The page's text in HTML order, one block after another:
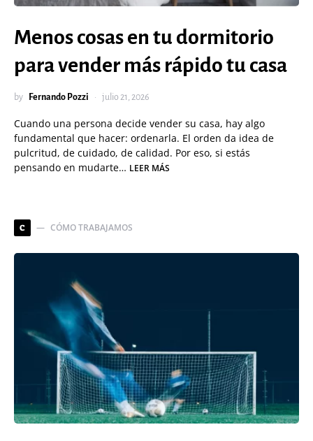
Menos cosas en tu dormitorio
para vender más rápido tu casa
by Fernando Pozzi julio 21, 2026
Cuando una persona decide vender su casa, hay algo
fundamental que hacer: ordenarla. El orden da idea de
pulcritud, de cuidado, de calidad. Por eso, si estás
pensando en mudarte… LEER MÁS
C CÓMO TRABAJAMOS